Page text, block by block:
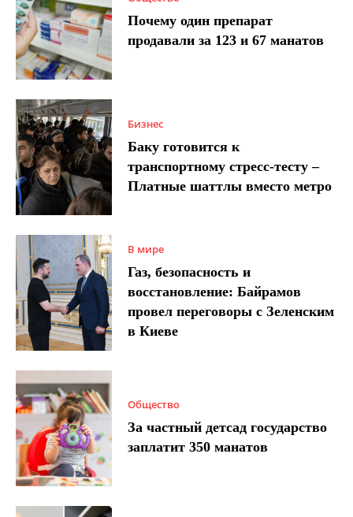
Почему один препарат
продавали за 123 и 67 манатов
Бизнес
Баку готовится к
транспортному стресс-тесту –
Платные шаттлы вместо метро
В мире
Газ, безопасность и
восстановление: Байрамов
провел переговоры с Зеленским
в Киеве
Общество
За частный детсад государство
заплатит 350 манатов